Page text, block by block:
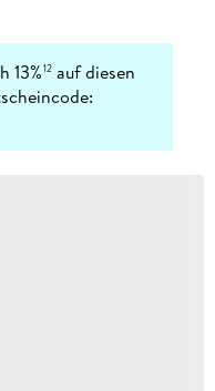
13%12 auf diesen